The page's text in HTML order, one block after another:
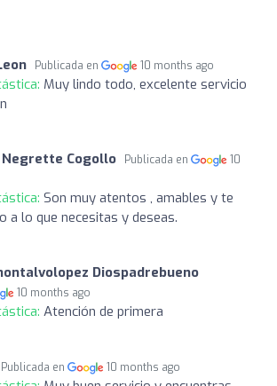
Publicada en 10 months ago
Muy lindo todo, excelente servicio
Negrette Cogollo Publicada en
10
Son muy atentos , amables y te
a lo que necesitas y deseas.
Diospadrebueno
10 months ago
Atención de primera
Publicada en 10 months ago